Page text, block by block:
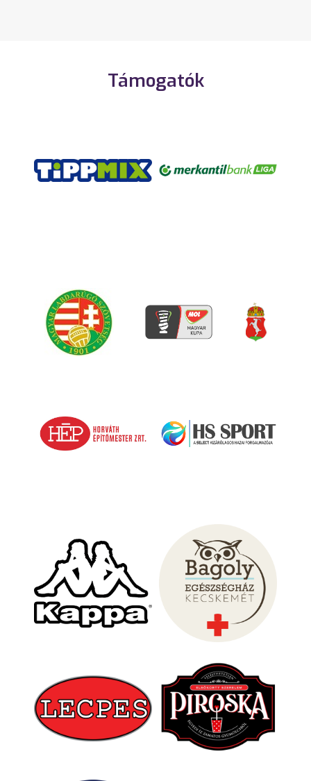
Támogatók